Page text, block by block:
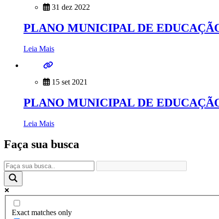
31 dez 2022
PLANO MUNICIPAL DE
Leia Mais
15 set 2021
PLANO MUNICIPAL DE
Leia Mais
Faça sua busca
Exact matches only